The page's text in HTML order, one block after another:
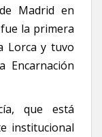
Madrid en
fue la primera
Lorca y tuvo
Encarnación
que está
institucional